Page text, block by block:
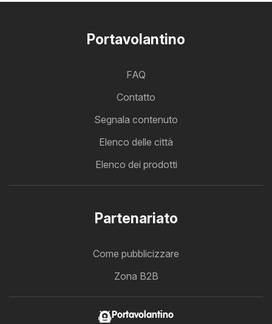
Portavolantino
FAQ
Contatto
Segnala contenuto
Elenco delle città
Elenco dei prodotti
Partenariato
Come pubblicizzare
Zona B2B
Portavolantino